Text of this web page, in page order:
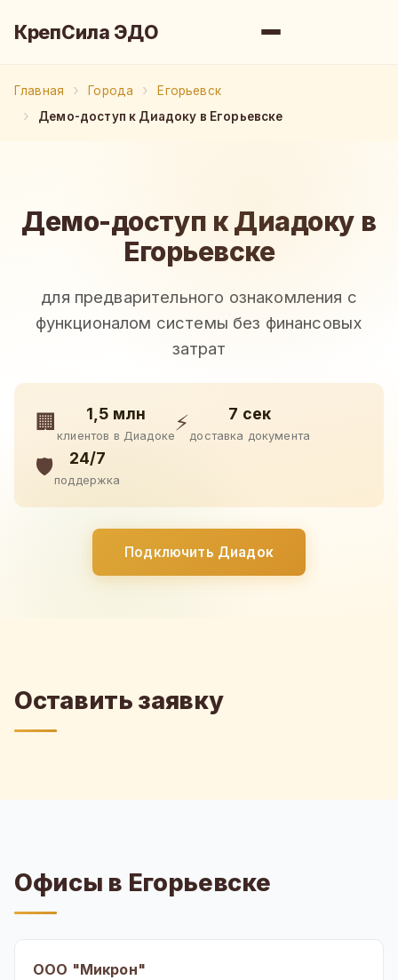
КрепСила ЭДО
Главная Города
Егорьевск
Демо-доступ к Диадоку в Егорьевске
Демо-доступ к Диадоку в
Егорьевске
для предварительного ознакомления с
функционалом системы без финансовых
затрат
🏢 1,5 млн
клиентов в Диадоке
⚡ 7 сек
доставка документа
🛡️ 24/7
поддержка
Подключить Диадок
Оставить заявку
Офисы в Егорьевске
ООО "Микрон"